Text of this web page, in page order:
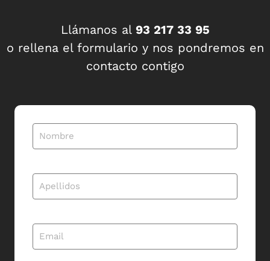
Llámanos al 93 217 33 95
o rellena el formulario y nos pondremos en
contacto contigo